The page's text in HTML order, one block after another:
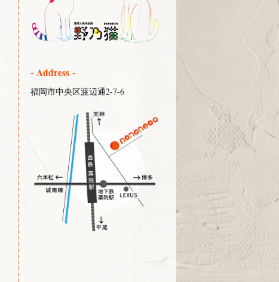
- Address -
福岡市中央区渡辺通2-7-6